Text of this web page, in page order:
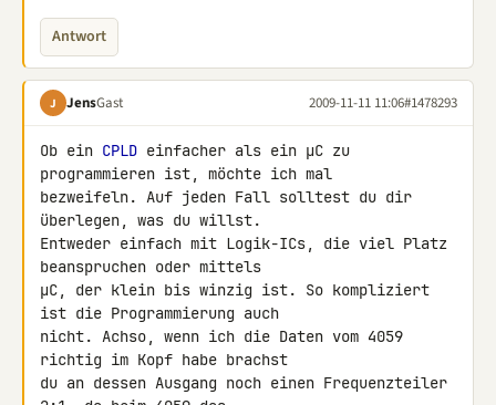
Antwort
J JensGast 2009-11-11 11:06#1478293
Ob ein CPLD einfacher als ein µC zu
programmieren ist, möchte ich mal
bezweifeln. Auf jeden Fall solltest du dir
überlegen, was du willst.
Entweder einfach mit Logik-ICs, die viel Platz
beanspruchen oder mittels
µC, der klein bis winzig ist. So kompliziert
ist die Programmierung auch
nicht. Achso, wenn ich die Daten vom 4059
richtig im Kopf habe brachst
du an dessen Ausgang noch einen Frequenzteiler